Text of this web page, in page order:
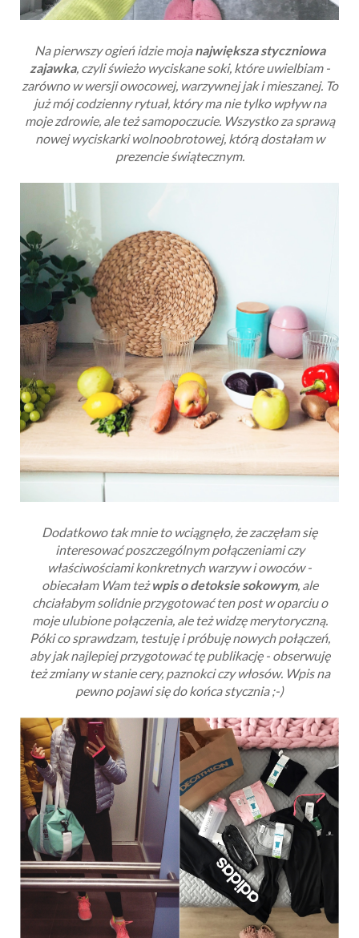
Na pierwszy ogień idzie mojanajwiększa styczniowa
zajawka, czyli świeżo wyciskane soki, które uwielbiam -
zarówno w wersji owocowej, warzywnej jak i mieszanej. To
już mój codzienny rytuał, który ma nie tylko wpływ na
moje zdrowie, ale też samopoczucie. Wszystko za sprawą
nowej wyciskarki wolnoobrotowej, którą dostałam w
prezencie świątecznym.
Dodatkowo tak mnie to wciągnęło, że zaczęłam się
interesować poszczególnym połączeniami czy
właściwościami konkretnych warzyw i owoców -
obiecałam Wam teżwpis o detoksie sokowym, ale
chciałabym solidnie przygotować ten post w oparciu o
moje ulubione połączenia, ale też widzę merytoryczną.
Póki co sprawdzam, testuję i próbuję nowych połączeń,
aby jak najlepiej przygotować tę publikację - obserwuję
też zmiany w stanie cery, paznokci czy włosów. Wpis na
pewno pojawi się do końca stycznia ;-)